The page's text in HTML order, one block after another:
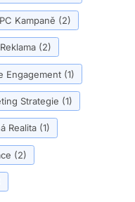
Kampaně (2)
(2)
Engagement (1)
Strategie (1)
Realita (1)
(2)